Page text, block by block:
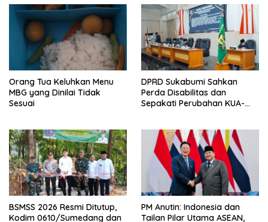
Orang Tua Keluhkan Menu
MBG yang Dinilai Tidak
Sesuai
DPRD Sukabumi Sahkan
Perda Disabilitas dan
Sepakati Perubahan KUA-
BSMSS 2026 Resmi Ditutup,
Kodim 0610/Sumedang dan
PM Anutin: Indonesia dan
Tailan Pilar Utama ASEAN,